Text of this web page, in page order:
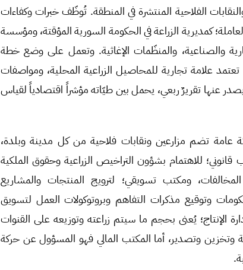
الفلاحية المنتشرة في المنطقة. تُوظّف خبرات وكفاءات
كمديرية الزراعة في الحكومة السورية المؤقتة، ومؤسسة
والصناعية، والمنظّمات الإغاثية. وتعمل على وضع خطة
تعتمد علامة تجارية للمحاصيل الزراعية المحلية، ومواصفات
عنها تقريرٌ ربعي، يحمل بين طيّاته مؤشراً اقتصادياً لقياس
عامة تضم مزارعين ونقابات فلاحية من كل مدينة وبلدة،
للاهتمام بشؤون التراخيص الزراعية وحقوق الملكية
ومكتب تسويقي؛ لترويج المنتجات والمشاريع
وتوقيع مذكرات التفاهم وبروتوكولات العمل لتسويق
الإنتاج؛ يُعنى بحجم ما سيتم زراعته وتوزيعه على القنوات
وتصدير، أما المكتب المالي فهو المسؤول عن حركة